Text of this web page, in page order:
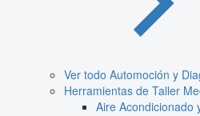
Ver todo Automoción y
Herramientas de Taller
Aire Acondicionado